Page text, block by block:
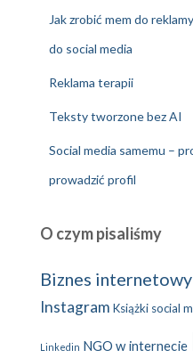
Jak zrobić mem do
do social media
Reklama terapii
Teksty tworzone bez AI
Social media samemu –
prowadzić profil
O czym pisaliśmy
Biznes internetowy
Instagram Książki social
Linkedin NGO w internecie